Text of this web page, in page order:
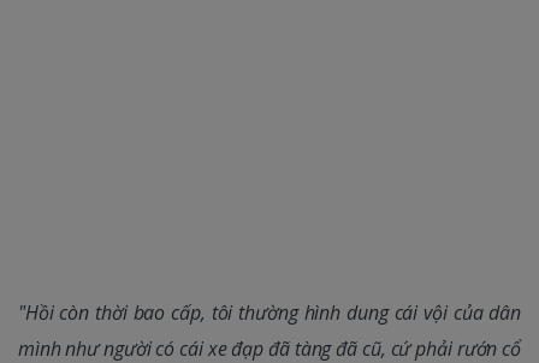
"Hồi còn thời bao cấp, tôi thường hình dung cái vội của dân
mình như người có cái xe đạp đã tàng đã cũ, cứ phải rướn cổ